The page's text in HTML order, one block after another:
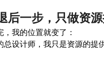
后一步，只做资
我的位置就变了：
总设计师，我只是资源的提